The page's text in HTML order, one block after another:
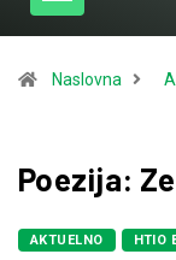
Naslovna
Poezija:
AKTUELNO HTIO